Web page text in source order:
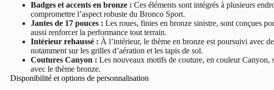
Badges et accents en bronze : Ces éléments sont intégrés à plusieurs
compromettre l’aspect robuste du Bronco Sport.
Jantes de 17 pouces : Les roues, finies en bronze sinistre, sont conçues
aussi renforcer la performance tout terrain.
Intérieur rehaussé : À l’intérieur, le thème en bronze est poursuivi avec
notamment sur les grilles d’aération et les tapis de sol.
Coutures Canyon : Les nouveaux motifs de couture, en couleur Canyon,
avec le thème bronze.
Disponibilité et options de personnalisation